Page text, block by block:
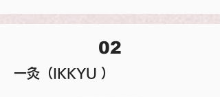
02
一灸（IKKYU ）